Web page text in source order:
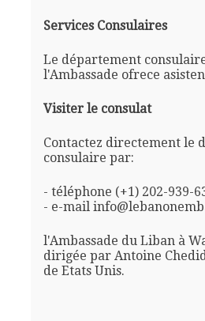
Services Consulaires
Le département
l'Ambassade ofrece
Visiter le consulat
Contactez directement le
consulaire par:
- téléphone (+1) 202-939-
- e-mail
l'Ambassade du Liban à
dirigée par Antoine
de Etats Unis.